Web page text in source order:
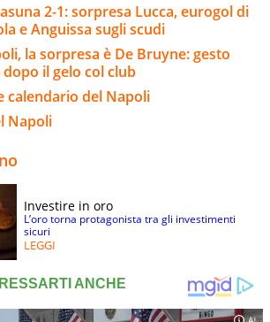
2-1: sorpresa Lucca, eurogol di
e Anguissa sugli scudi
la sorpresa è De Bruyne: gesto
il gelo col club
calendario del Napoli
Napoli
Investire in oro
L’oro torna protagonista tra gli investimenti
sicuri
LEGGI